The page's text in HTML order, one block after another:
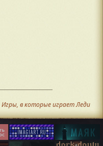
в которые играет Леди